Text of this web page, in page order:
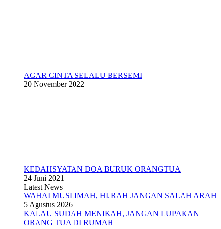
AGAR CINTA SELALU BERSEMI
20 November 2022
KEDAHSYATAN DOA BURUK ORANGTUA
24 Juni 2021
Latest News
WAHAI MUSLIMAH, HIJRAH JANGAN SALAH ARAH
5 Agustus 2026
KALAU SUDAH MENIKAH, JANGAN LUPAKAN
ORANG TUA DI RUMAH